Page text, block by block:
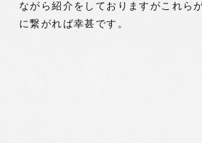
ながら紹介をしておりますがこれら
に繋がれば幸甚です。